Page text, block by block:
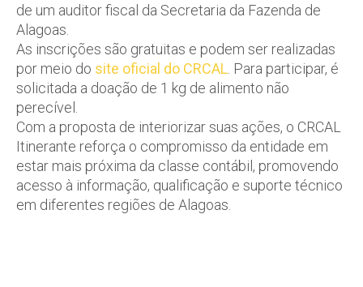
de um auditor fiscal da Secretaria da Fazenda de
Alagoas.
As inscrições são gratuitas e podem ser realizadas
por meio do site oficial do CRCAL . Para participar, é
solicitada a doação de 1 kg de alimento não
perecível.
Com a proposta de interiorizar suas ações, o CRCAL
Itinerante reforça o compromisso da entidade em
estar mais próxima da classe contábil, promovendo
acesso à informação, qualificação e suporte técnico
em diferentes regiões de Alagoas.